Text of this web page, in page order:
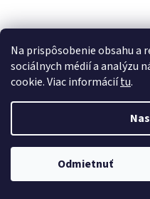
Na prispôsobenie obsahu a
sociálnych médií a analýzu
cookie. Viac informáciítu.
Odmietnuť